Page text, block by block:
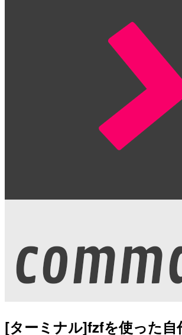
[ターミナル]fzfを使った自